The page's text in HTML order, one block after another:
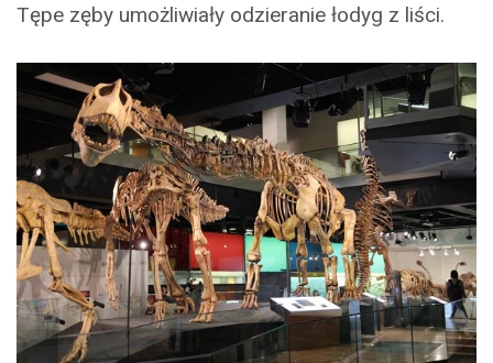
Tępe zęby umożliwiały odzieranie łodyg z liści.